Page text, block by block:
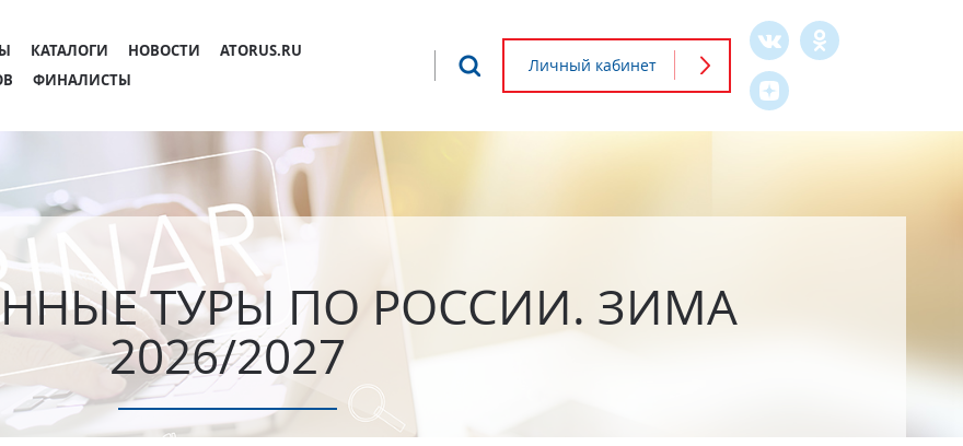
КАТАЛОГИ НОВОСТИ
ATORUS.RU
ФИНАЛИСТЫ
Личный кабинет
Форма
поиска
Что будем искать?
ТУРЫ ПО РОССИИ. ЗИМА
2026/2027